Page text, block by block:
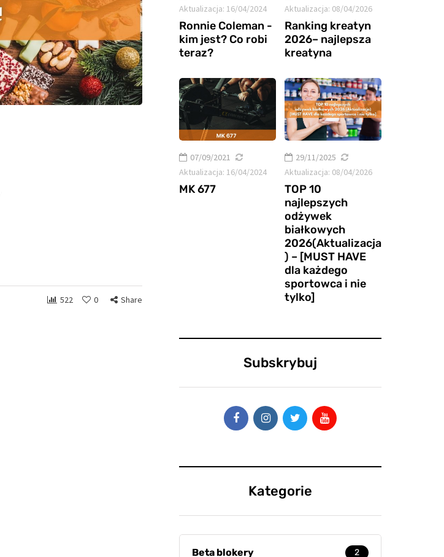
522 0 Share
Aktualizacja: 16/04/2024
Ronnie Coleman -
kim jest? Co robi
teraz?
Aktualizacja: 08/04/2026
Ranking kreatyn
2026– najlepsza
kreatyna
07/09/2021
Aktualizacja: 16/04/2024
MK 677
29/11/2025
Aktualizacja: 08/04/2026
TOP 10
najlepszych
odżywek
białkowych
2026(Aktualizacja
) – [MUST HAVE
dla każdego
sportowca i nie
tylko]
Subskrybuj
Kategorie
Beta blokery 2